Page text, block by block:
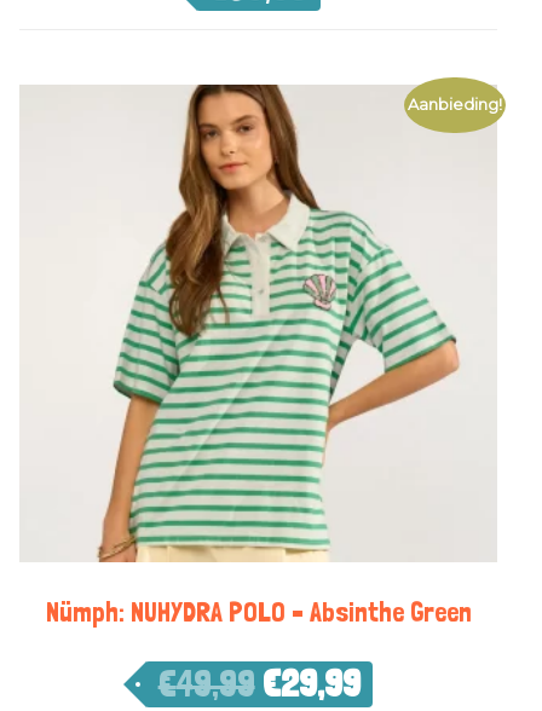
Aanbieding!
Nümph: NUHYDRA POLO – Absinthe Green
€49,99 €29,99